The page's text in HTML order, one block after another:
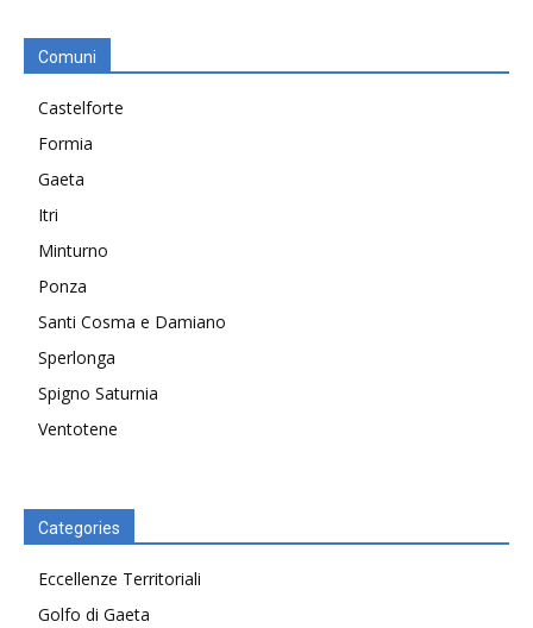
Comuni
Castelforte
Formia
Gaeta
Itri
Minturno
Ponza
Santi Cosma e Damiano
Sperlonga
Spigno Saturnia
Ventotene
Categories
Eccellenze Territoriali
Golfo di Gaeta